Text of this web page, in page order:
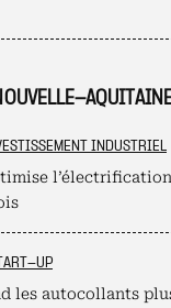
INDUSTRIEL
UP
les autocollants